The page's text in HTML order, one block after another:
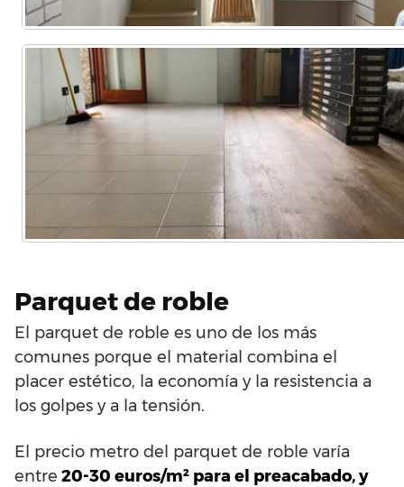
Parquet de roble
El parquet de roble es uno de los más
comunes porque el material combina el
placer estético, la economía y la resistencia a
los golpes y a la tensión.
El precio metro del parquet de roble varía
entre 20-30 euros/m² para el preacabado, y